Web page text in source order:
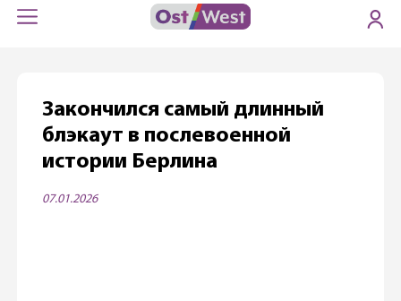
Закончился самый длинный
блэкаут в послевоенной
истории Берлина
07.01.2026